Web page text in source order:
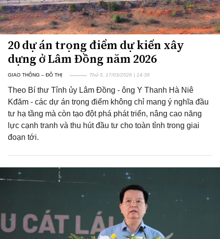
20 dự án trọng điểm dự kiến xây
dựng ở Lâm Đồng năm 2026
GIAO THÔNG – ĐÔ THỊ Thứ 3, 17/03/2026 | 14:39
Theo Bí thư Tỉnh ủy Lâm Đồng - ông Y Thanh Hà Niê
Kđăm - các dự án trọng điểm không chỉ mang ý nghĩa đầu
tư hạ tầng mà còn tạo đột phá phát triển, nâng cao năng
lực cạnh tranh và thu hút đầu tư cho toàn tỉnh trong giai
đoạn tới.